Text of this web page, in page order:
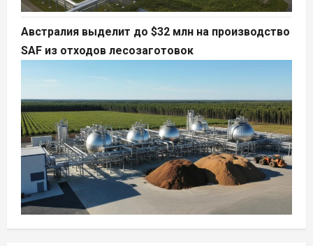
Австралия выделит до $32 млн на производство
SAF из отходов лесозаготовок